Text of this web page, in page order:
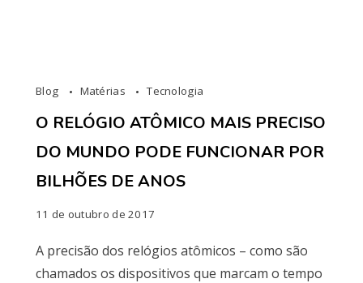
Blog Matérias Tecnologia
O RELÓGIO ATÔMICO MAIS PRECISO
DO MUNDO PODE FUNCIONAR POR
BILHÕES DE ANOS
11 de outubro de 2017
A precisão dos relógios atômicos – como são
chamados os dispositivos que marcam o tempo